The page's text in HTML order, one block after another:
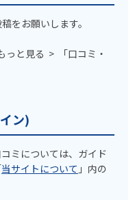
をお願いします。
と見る > 「口コミ・
ン)
ミについては、ガイド
当サイトについて 」内の